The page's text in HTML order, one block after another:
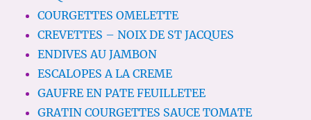
COURGETTES OMELETTE
CREVETTES – NOIX DE ST JACQUES
ENDIVES AU JAMBON
ESCALOPES A LA CREME
GAUFRE EN PATE FEUILLETEE
GRATIN COURGETTES SAUCE TOMATE